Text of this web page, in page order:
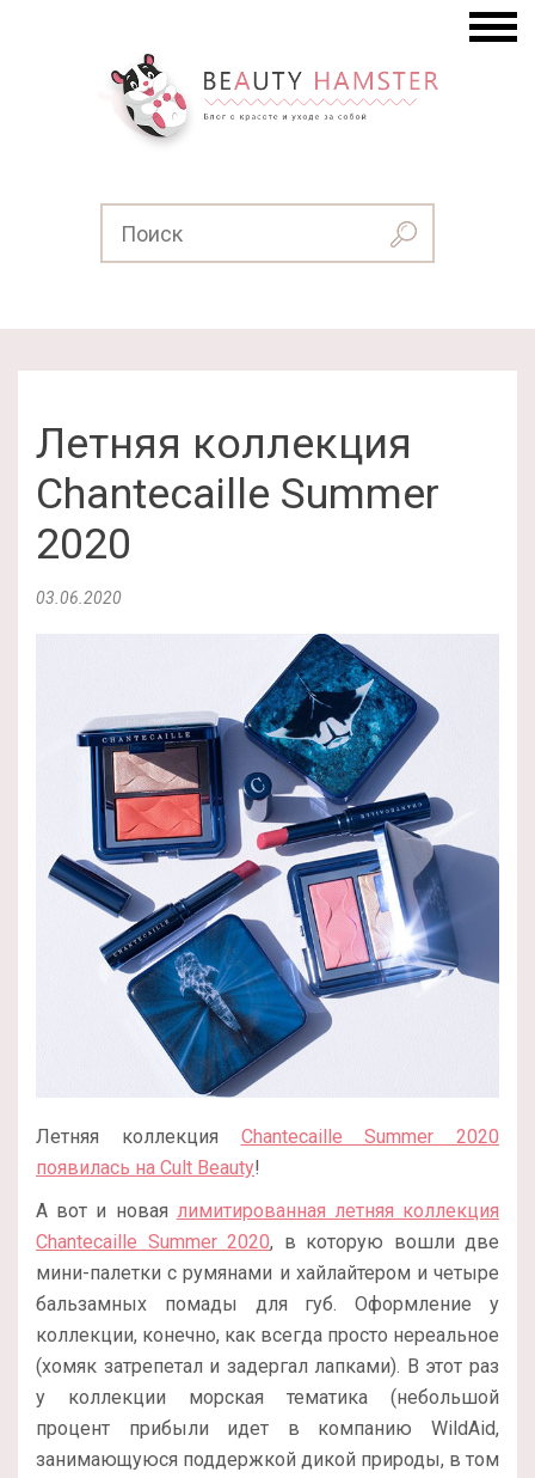
Летняя коллекция
Chantecaille Summer
2020
03.06.2020
Летняя коллекция Chantecaille Summer 2020
появилась на Cult Beauty!
А вот и новая лимитированная летняя коллекция
Chantecaille Summer 2020, в которую вошли две
мини-палетки с румянами и хайлайтером и четыре
бальзамных помады для губ. Оформление у
коллекции, конечно, как всегда просто нереальное
(хомяк затрепетал и задергал лапками). В этот раз
у коллекции морская тематика (небольшой
процент прибыли идет в компанию WildAid,
занимающуюся поддержкой дикой природы, в том